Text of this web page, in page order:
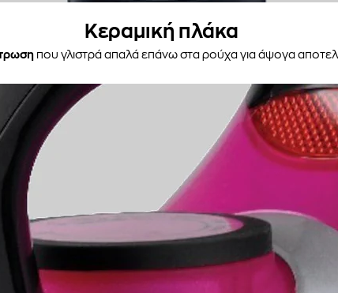
Κεραμική πλάκα
που γλιστρά απαλά επάνω στα ρούχα για άψογα